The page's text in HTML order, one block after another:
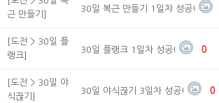
근 만들기]
30일 복근 만들기 1일차 성공!
[도전 > 30일 플
랭크]
30일 플랭크 1일차 성공! 0
[도전 > 30일 야
식끊기]
30일 야식끊기 3일차 성공! 0